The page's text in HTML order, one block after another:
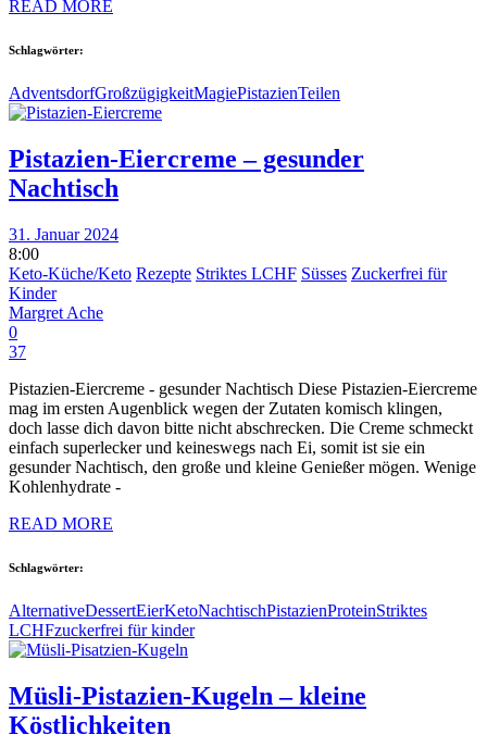
READ MORE
Schlagwörter:
AdventsdorfGroßzügigkeitMagiePistazienTeilen
Pistazien-Eiercreme – gesunder
Nachtisch
31. Januar 2024
8:00
Keto-Küche/Keto Rezepte Striktes LCHF Süsses Zuckerfrei für
Kinder
Margret Ache
0
37
Pistazien-Eiercreme - gesunder Nachtisch Diese Pistazien-Eiercreme
mag im ersten Augenblick wegen der Zutaten komisch klingen,
doch lasse dich davon bitte nicht abschrecken. Die Creme schmeckt
einfach superlecker und keineswegs nach Ei, somit ist sie ein
gesunder Nachtisch, den große und kleine Genießer mögen. Wenige
Kohlenhydrate -
READ MORE
Schlagwörter:
AlternativeDessertEierKetoNachtischPistazienProteinStriktes
LCHFzuckerfrei für kinder
Müsli-Pistazien-Kugeln – kleine
Köstlichkeiten